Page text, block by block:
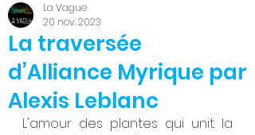
La traversée
d’Alliance Myrique par
Alexis Leblanc
La Vague
20 nov. 2023
L'amour des plantes qui unit la